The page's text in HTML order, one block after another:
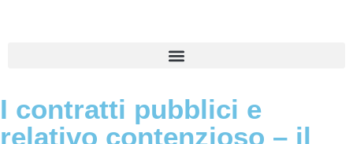
I contratti pubblici e
relativo contenzioso – il